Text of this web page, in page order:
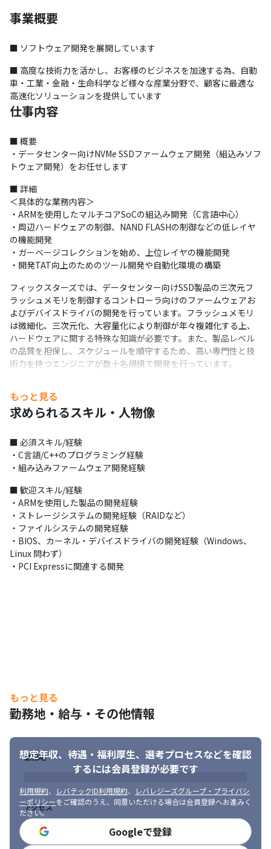
事業概要
■ ソフトウェア開発を展開しています
■ 高度な技術力を活かし、お客様のビジネスを加速する為、自動
車・工業・金融・生命科学など様々な産業分野で、顧客に最適な
高速化ソリューションを提供しています
仕事内容
■ 概要
・データセンター向けNVMe SSDファームウェア開発（組込みソフ
トウェア開発）をお任せします
■ 詳細
＜具体的な業務内容＞
・ARMを使用したマルチコアSoCの組込み開発（C言語中心）
・周辺ハードウェアの制御、NAND FLASHの制御などの低レイヤ
の機能開発
・ガーベージコレクションを始め、上位レイヤの機能開発
・開発TAT向上のためのツール開発や自動化環境の構築
フィックスターズでは、データセンター向けSSD製品の三次元フ
ラッシュメモリを制御するコントローラ向けのファームウェアお
よびデバイスドライバの開発を行っています。フラッシュメモリ
は微細化、三次元化、大容量化により制御が年々複雑化する上、
ハードウェアに関する特殊な知識が必要です。また、製品レベル
の品質を担保し、スケジュールを順守するため、高い専門性と技
術力を持つエンジニアが数十名規模で開発を行っています。
・最先端のメモリ技術に触れることが可能です
・安定や高スループット、低レイテンシ（高IOPS）を実現するた
・技術的な好奇心の強い仲間と開発をともにすることで、自身の
スキルアップも図れます
・家電量販店などで販売されているノートPCなどに自身が携わっ
た製品が搭載されています
・PCI Expressを含め、今後数年先の最新の技術に触れていくこと
ができます
【従事すべき業務の変更の範囲】
会社の定める業務全般
もっと見る
求められるスキル・人物像
■ 必須スキル/経験
・C言語/C++のプログラミング経験
・組み込みファームウェア開発経験
■ 歓迎スキル/経験
・ARMを使用した製品の開発経験
・ストレージシステムの開発経験（RAIDなど）
・ファイルシステムの開発経験
・BIOS、カーネル・デバイスドライバの開発経験（Windows、
Linux 問わず）
・PCI Expressに関連する開発
もっと見る
勤務地・給与・その他情報
想定年収、待遇・福利厚生、 選考プロセスなどを確認
するには会員登録が必要です
利用規約、 レバテックID利用規約、
レバレジーズグループ・プライバシ
ーポリシーをご確認のうえ、同意いただける場合は会員登録へお進みく
ださい。
Googleで登録
勤務地
アクセス